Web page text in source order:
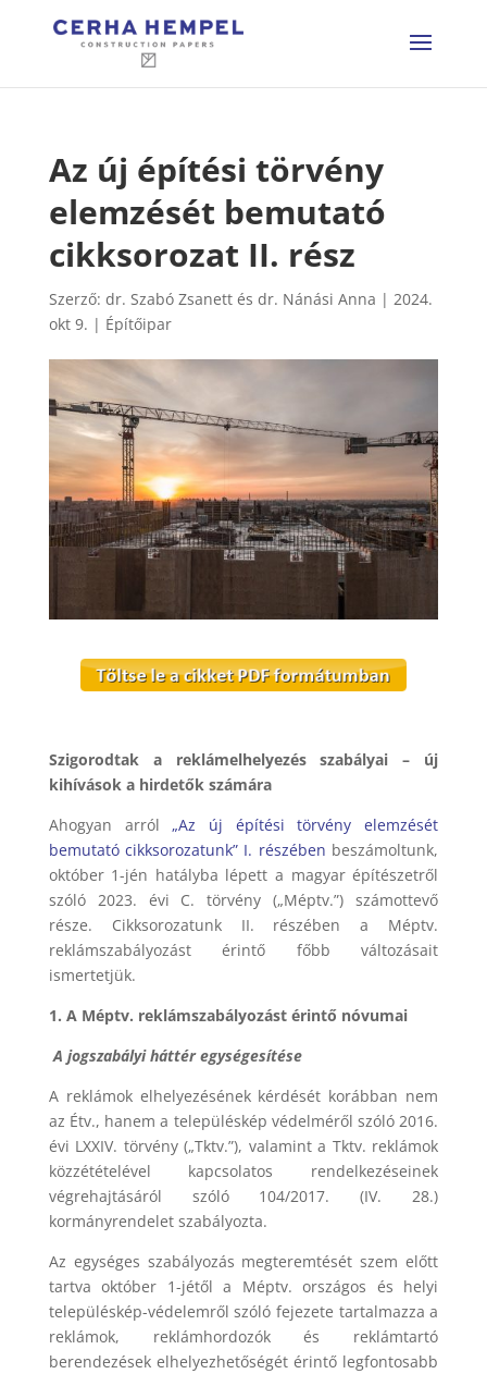
Az új építési törvény
elemzését bemutató
cikksorozat II. rész
Szerző: dr. Szabó Zsanett és dr. Nánási Anna | 2024.
okt 9. | Építőipar
Szigorodtak a reklámelhelyezés szabályai – új
kihívások a hirdetők számára
Ahogyan arról„Az új építési törvény elemzését
bemutató cikksorozatunk” I. részében beszámoltunk,
október 1-jén hatályba lépett a magyar építészetről
szóló 2023. évi C. törvény („Méptv.”) számottevő
része. Cikksorozatunk II. részében a Méptv.
reklámszabályozást érintő főbb változásait
ismertetjük.
1. A Méptv. reklámszabályozást érintő nóvumai
A jogszabályi háttér egységesítése
A reklámok elhelyezésének kérdését korábban nem
az Étv., hanem a településkép védelméről szóló 2016.
évi LXXIV. törvény („Tktv.”), valamint a Tktv. reklámok
közzétételével kapcsolatos rendelkezéseinek
végrehajtásáról szóló 104/2017. (IV. 28.)
kormányrendelet szabályozta.
Az egységes szabályozás megteremtését szem előtt
tartva október 1-jétől a Méptv. országos és helyi
településkép-védelemről szóló fejezete tartalmazza a
reklámok, reklámhordozók és reklámtartó
berendezések elhelyezhetőségét érintő legfontosabb